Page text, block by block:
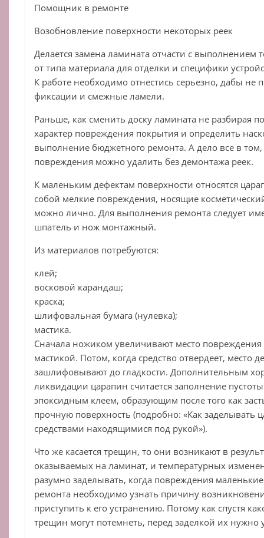
Помощник в ремонте
Возобновление поверхности некоторых реек
Делается замена ламината отчасти с выполнением
от типа материала для отделки и специфики
К работе необходимо отнестись серьезно, дабы не
фиксации и смежные ламели.
Раньше, как сменить доску ламината не разбирая
характер повреждения покрытия и определить
выполнение бюджетного ремонта. А дело все в
повреждения можно удалить без демонтажа реек.
К маленьким дефектам поверхности относятся
собой мелкие повреждения, носящие
можно лично. Для выполнения ремонта следует
шпатель и нож монтажный.
Из материалов потребуются:
клей;
восковой карандаш;
краска;
шлифовальная бумага (нулевка);
мастика.
Сначала ножиком увеличивают место
мастикой. Потом, когда средство отвердеет, место
зашлифовывают до гладкости. Дополнительным
ликвидации царапин считается заполнение
эпоксидным клеем, образующим после того как
прочную поверхность (подробно: «Как заделывать
средствами находящимися под рукой»).
Что же касается трещин, то они возникают в
оказываемых на ламинат, и температурных
разумно заделывать, когда повреждения
ремонта необходимо узнать причину
приступить к его устранению. Потому как спустя
трещин могут потемнеть, перед заделкой их